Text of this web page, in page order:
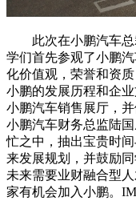
此次在小鹏汽车总
学们首先参观了小鹏
化价值观，荣誉和资
小鹏的发展历程和企
小鹏汽车销售展厅，
小鹏汽车财务总监陆
忙之中，抽出宝贵时
来发展规划，并鼓励
未来需要业财融合型
家有机会加入小鹏。